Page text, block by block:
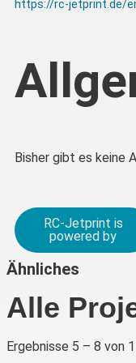
https://rc-jetprint.de/
Bisher gibt es keine
RC-Jetprint is
powered by
Ähnliches
Alle
Ergebnisse 5 – 8 von